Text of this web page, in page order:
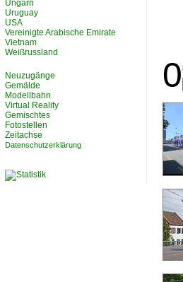
0
Ungarn
Uruguay
USA
Vereinigte Arabische Emirate
Vietnam
Weißrussland
Neuzugänge
Gemälde
Modellbahn
Virtual Reality
Gemischtes
Fotostellen
Zeitachse
Datenschutzerklärung